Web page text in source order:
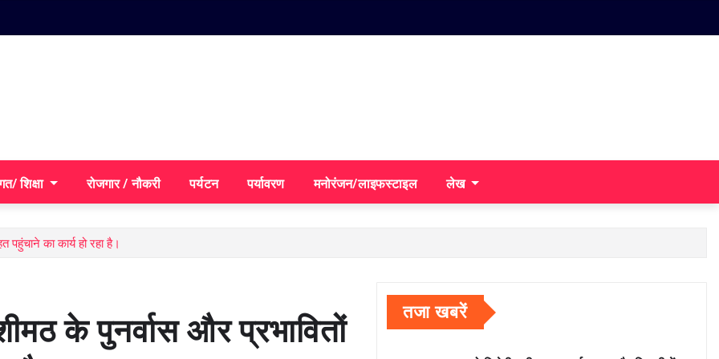
शिक्षा रोजगार / नौकरी पर्यटन पर्यावरण मनोरंजन/लाइफस्टाइल लेख
का कार्य हो रहा है।
के पुनर्वास और प्रभावितों तजा खबरें